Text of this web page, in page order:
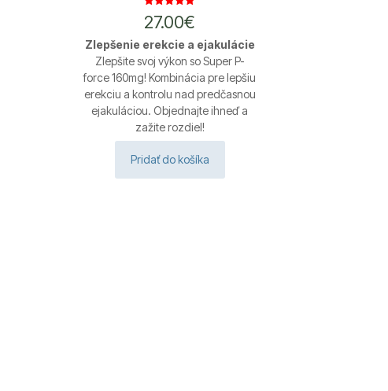
Hodnotenie
4.92
27.00€
Zlepšenie erekcie a ejakulácie
Zlepšite svoj výkon so Super P-
force 160mg! Kombinácia pre lepšiu
erekciu a kontrolu nad predčasnou
ejakuláciou. Objednajte ihneď a
zažite rozdiel!
Pridať do košíka